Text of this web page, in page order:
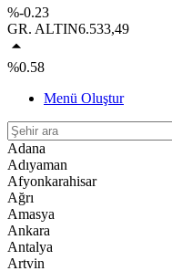
%-0.23
GR. ALTIN6.533,49
%0.58
Menü Oluştur
Adana
Adıyaman
Afyonkarahisar
Ağrı
Amasya
Ankara
Antalya
Artvin